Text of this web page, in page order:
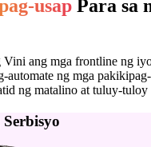
usap Para sa
Vini ang mga frontline ng
automate ng mga
ng matalino at tuluy-tuloy